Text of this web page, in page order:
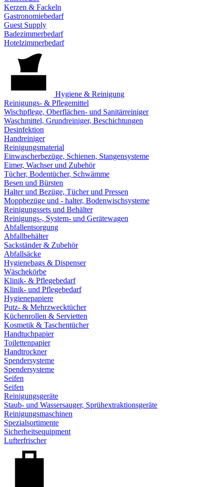
Kerzen & Fackeln
Gastronomiebedarf
Guest Supply
Badezimmerbedarf
Hotelzimmerbedarf
Hygiene & Reinigung
Reinigungs- & Pflegemittel
Wischpflege, Oberflächen- und Sanitärreiniger
Waschmittel, Grundreiniger, Beschichtungen
Desinfektion
Handreiniger
Reinigungsmaterial
Einwascherbezüge, Schienen, Stangensysteme
Eimer, Wachser und Zubehör
Tücher, Bodentücher, Schwämme
Besen und Bürsten
Halter und Bezüge, Tücher und Pressen
Moppbezüge und - halter, Bodenwischsysteme
Reinigungssets und Behälter
Reinigungs-, System- und Gerätewagen
Abfallentsorgung
Abfallbehälter
Sackständer & Zubehör
Abfallsäcke
Hygienebags & Dispenser
Wäschekörbe
Klinik- & Pflegebedarf
Klinik- und Pflegebedarf
Hygienepapiere
Putz- & Mehrzwecktücher
Küchenrollen & Servietten
Kosmetik & Taschentücher
Handtuchpapier
Toilettenpapier
Handtrockner
Spendersysteme
Spendersysteme
Seifen
Seifen
Reinigungsgeräte
Staub- und Wassersauger, Sprühextraktionsgeräte
Reinigungsmaschinen
Spezialsortimente
Sicherheitsequipment
Lufterfrischer